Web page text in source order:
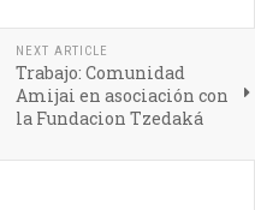
NEXT ARTICLE
Trabajo: Comunidad
Amijai en asociación con
la Fundacion Tzedaká